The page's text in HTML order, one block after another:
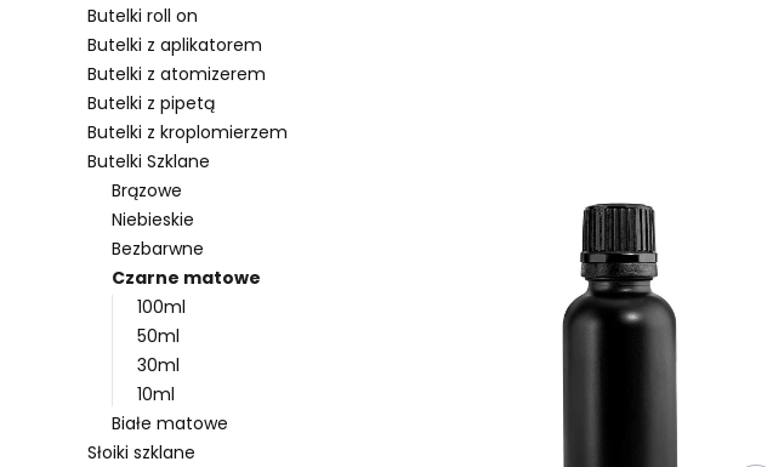
Butelki roll on
Butelki z aplikatorem
Butelki z atomizerem
Butelki z pipetą
Butelki z kroplomierzem
Butelki Szklane
Brązowe
Niebieskie
Bezbarwne
Czarne matowe
100ml
50ml
30ml
10ml
Białe matowe
Słoiki szklane